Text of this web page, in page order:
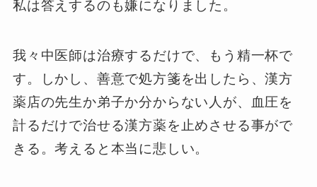
私は答えするのも嫌になりました。
我々中医師は治療するだけで、もう精一杯で
す。しかし、善意で処方箋を出したら、漢方
薬店の先生か弟子か分からない人が、血圧を
計るだけで治せる漢方薬を止めさせる事がで
きる。考えると本当に悲しい。